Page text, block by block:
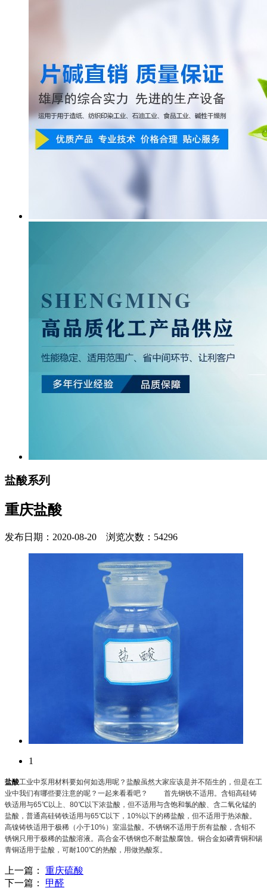
盐酸系列
重庆盐酸
发布日期：2020-08-20 浏览次数：54296
1
盐酸工业中泵用材料要如何如选用呢？盐酸虽然大家应该是并不陌生的，但是在工
业中我们有哪些要注意的呢？一起来看看吧？ 首先钢铁不适用。含钼高硅铸
铁适用与65℃以上、80℃以下浓盐酸，但不适用与含饱和氯的酸、含二氧化锰的
盐酸，普通高硅铸铁适用与65℃以下，10%以下的稀盐酸，但不适用于热浓酸。
高镍铸铁适用于极稀（小于10%）室温盐酸。不锈钢不适用于所有盐酸，含钼不
锈钢只用于极稀的盐酸溶液。高合金不锈钢也不耐盐酸腐蚀。铜合金如磷青铜和锡
青铜适用于盐酸，可耐100℃的热酸，用做热酸泵。
上一篇： 重庆硫酸
下一篇： 甲醛